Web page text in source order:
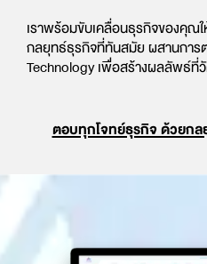
เราพร้อมขับเคลื่อนธุรกิจของคุณ
กลยุทธ์ธุรกิจที่ทันสมัย ผสานการ
Technology เพื่อสร้างผลลัพธ์ที่
ตอบทุกโจทย์ธุรกิจ ด้วยก